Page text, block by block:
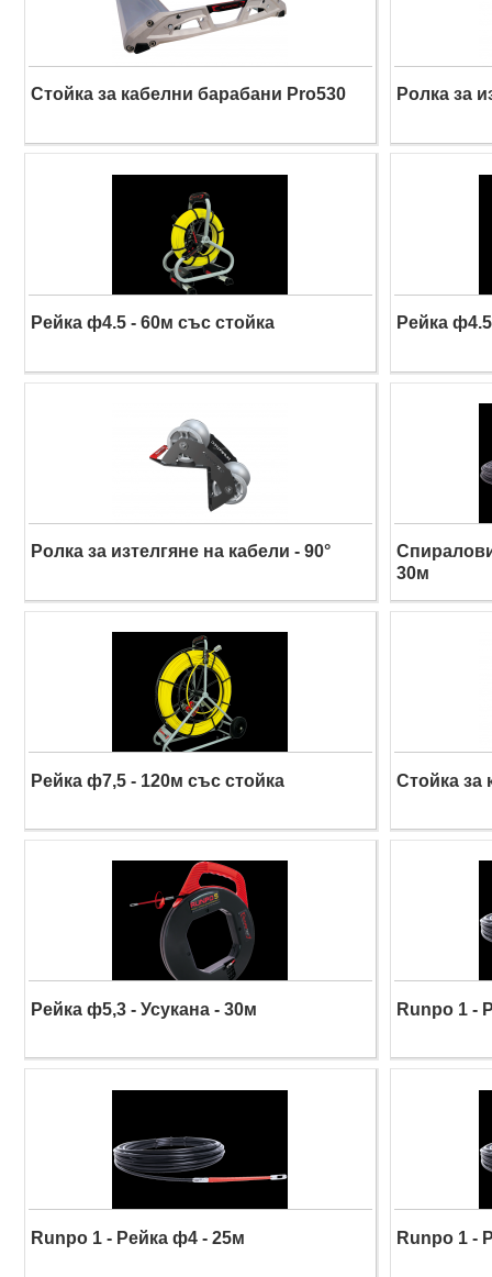
Стойка за кабелни барабани Pro530 Ролка за
Рейка ф4.5 - 60м със стойка Рейка
Ролка за изтелгяне на кабели - 90°
30м
Рейка ф7,5 - 120м със стойка Стойка за
Рейка ф5,3 - Усукана - 30м Runpo 1 -
Runpo 1 - Рейка ф4 - 25м Runpo 1 -